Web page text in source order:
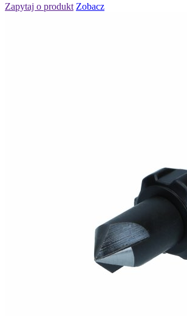
Zapytaj o produkt Zobacz